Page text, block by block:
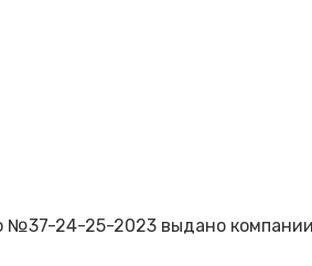
№37-24-25-2023 выдано